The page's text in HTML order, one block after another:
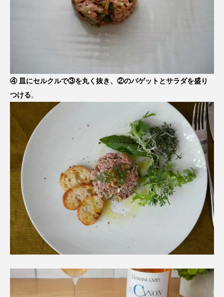
④ 皿にセルクルで③を丸く抜き、②のバゲットとサラダを盛り
つける。